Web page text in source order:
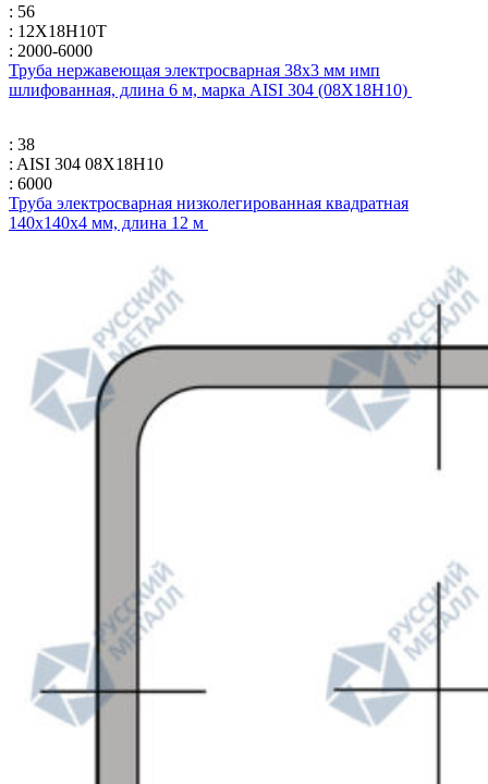
: 56
: 12Х18Н10Т
: 2000-6000
Труба нержавеющая электросварная 38х3 мм имп
шлифованная, длина 6 м, марка AISI 304 (08Х18Н10)
: 38
: AISI 304 08Х18Н10
: 6000
Труба электросварная низколегированная квадратная
140х140х4 мм, длина 12 м